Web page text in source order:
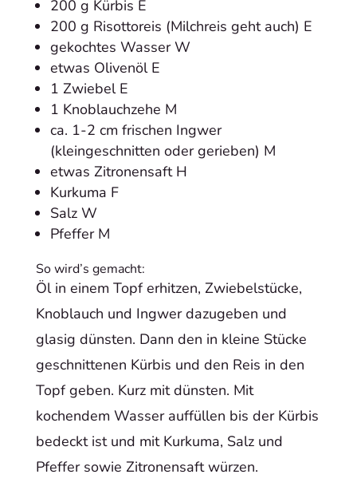
200 g Kürbis E
200 g Risottoreis (Milchreis geht auch) E
gekochtes Wasser W
etwas Olivenöl E
1 Zwiebel E
1 Knoblauchzehe M
ca. 1-2 cm frischen Ingwer
(kleingeschnitten oder gerieben) M
etwas Zitronensaft H
Kurkuma F
Salz W
Pfeffer M
So wird’s gemacht:
Öl in einem Topf erhitzen, Zwiebelstücke,
Knoblauch und Ingwer dazugeben und
glasig dünsten. Dann den in kleine Stücke
geschnittenen Kürbis und den Reis in den
Topf geben. Kurz mit dünsten. Mit
kochendem Wasser auffüllen bis der Kürbis
bedeckt ist und mit Kurkuma, Salz und
Pfeffer sowie Zitronensaft würzen.